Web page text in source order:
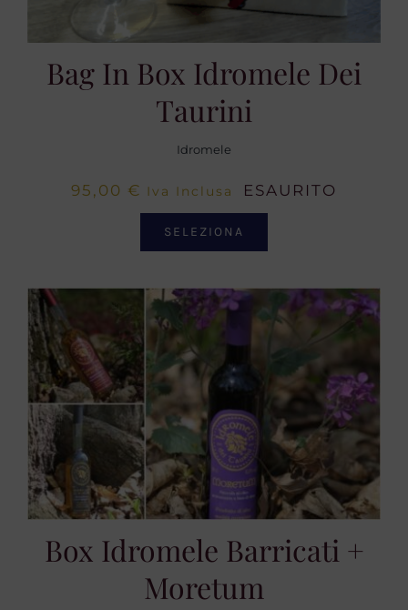
Bag In Box Idromele Dei
Taurini
Idromele
95,00 € Iva Inclusa ESAURITO
SELEZIONA
Box Idromele Barricati +
Moretum